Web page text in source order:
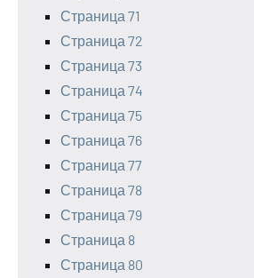
Страница 71
Страница 72
Страница 73
Страница 74
Страница 75
Страница 76
Страница 77
Страница 78
Страница 79
Страница 8
Страница 80